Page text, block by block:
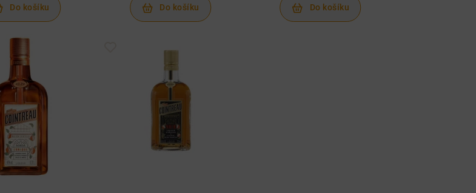
Do košíku Do košíku Do košíku